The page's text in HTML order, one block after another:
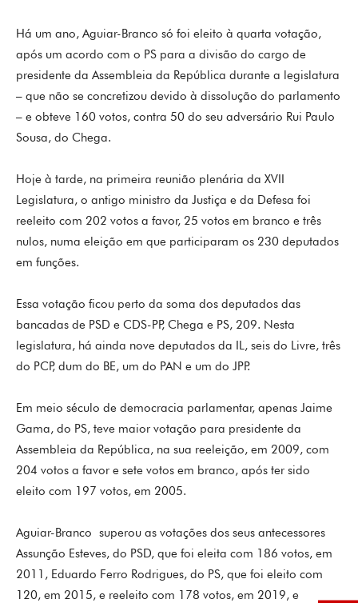
Há um ano, Aguiar-Branco só foi eleito à quarta votação,
após um acordo com o PS para a divisão do cargo de
presidente da Assembleia da República durante a legislatura
– que não se concretizou devido à dissolução do parlamento
– e obteve 160 votos, contra 50 do seu adversário Rui Paulo
Sousa, do Chega.
Hoje à tarde, na primeira reunião plenária da XVII
Legislatura, o antigo ministro da Justiça e da Defesa foi
reeleito com 202 votos a favor, 25 votos em branco e três
nulos, numa eleição em que participaram os 230 deputados
em funções.
Essa votação ficou perto da soma dos deputados das
bancadas de PSD e CDS-PP, Chega e PS, 209. Nesta
legislatura, há ainda nove deputados da IL, seis do Livre, três
do PCP, dum do BE, um do PAN e um do JPP.
Em meio século de democracia parlamentar, apenas Jaime
Gama, do PS, teve maior votação para presidente da
Assembleia da República, na sua reeleição, em 2009, com
204 votos a favor e sete votos em branco, após ter sido
eleito com 197 votos, em 2005.
Aguiar-Branco superou as votações dos seus antecessores
Assunção Esteves, do PSD, que foi eleita com 186 votos, em
2011, Eduardo Ferro Rodrigues, do PS, que foi eleito com
120, em 2015, e reeleito com 178 votos, em 2019, e